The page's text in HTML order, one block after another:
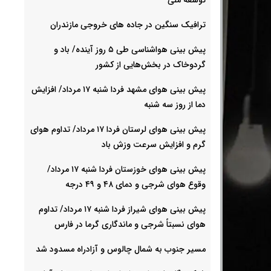
ترافیک سنگین در جاده های خروجی مازندران
پیش بینی هواشناسی طی ۵ روز آینده/ باد و
گردوخاک در بخش‌هایی از کشور
پیش بینی هوای مشهد فردا شنبه ۱۷ مرداد/ افزایش
دما از روز سه شنبه
پیش بینی هوای لرستان فردا ۱۷ مرداد/ تداوم هوای
گرم و افزایش سرعت وزش باد
پیش بینی هوای خوزستان فردا شنبه ۱۷ مرداد/
وقوع هوای شرجی و دمای ۴۸ و ۴۹ درجه
پیش بینی هوای شیراز فردا شنبه ۱۷ مرداد/ تداوم
هوای نسبتاً شرجی و ماندگاری گرما در فارس
مسیر جنوب به شمال چالوس و آزادراه مسدود شد